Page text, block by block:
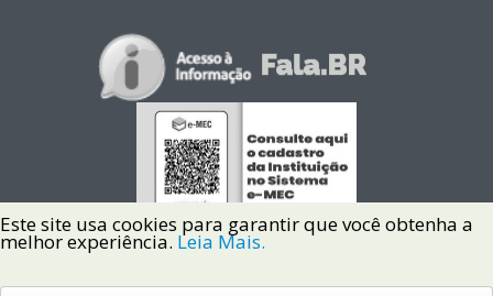
Este site usa cookies para garantir que você obtenha a
melhor experiência. Leia Mais.